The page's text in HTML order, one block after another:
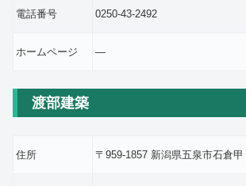
電話番号 0250-43-2492
ホームページ ―
渡部建築
住所 〒959-1857 新潟県五泉市石倉